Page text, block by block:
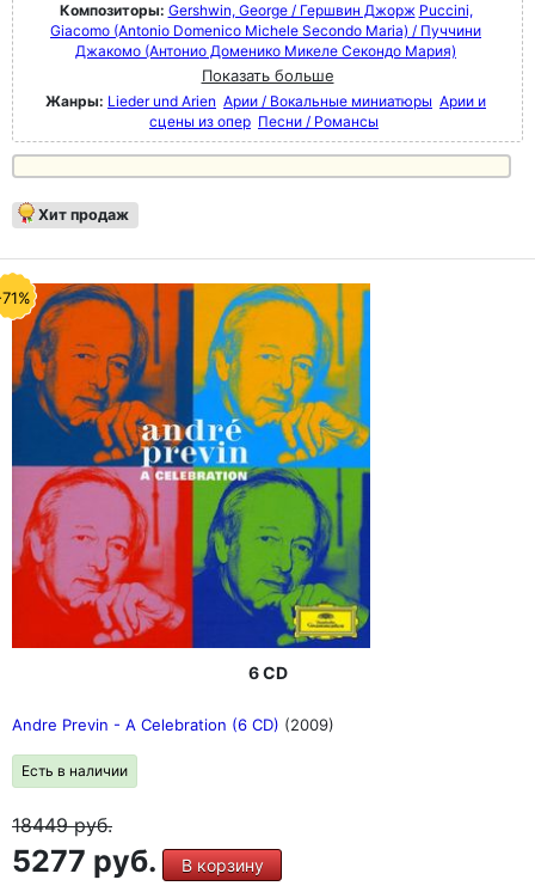
Композиторы: Gershwin, George / Гершвин Джорж Puccini,
Giacomo (Antonio Domenico Michele Secondo Maria) / Пуччини
Джакомо (Антонио Доменико Микеле Секондо Мария)
Показать больше
Жанры: Lieder und Arien Арии / Вокальные миниатюры Арии и
сцены из опер Песни / Романсы
Хит продаж
6 CD
Andre Previn - A Celebration (6 CD) (2009)
Есть в наличии
18449руб.
5277 руб. В корзину